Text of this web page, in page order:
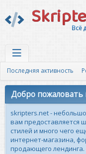
Всё
Последняя активность
Добро
skripters.net -
вам предоставляется
стилей и много чего
интернет-магазина,
продающего